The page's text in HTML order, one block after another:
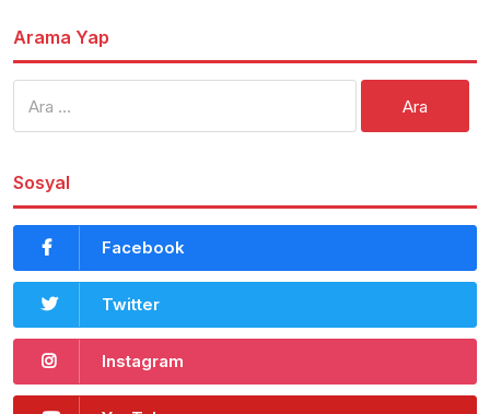
Arama Yap
Sosyal
Facebook
Twitter
Instagram